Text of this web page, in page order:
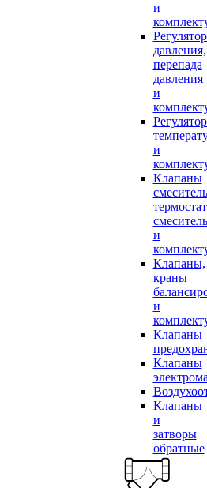
и
давления,
перепада
давления
и
и
Клапаны
и
Клапаны,
краны
и
Клапаны
Клапаны
Клапаны
и
затворы
обратные